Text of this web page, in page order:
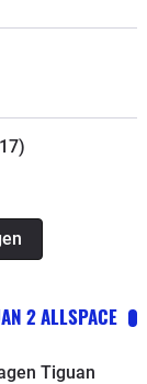
2 ALLSPACE
Tiguan